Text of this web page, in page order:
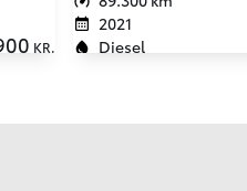
KR.
2021
Diesel